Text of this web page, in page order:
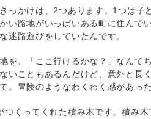
っかけは、2つあります。1つは子
い路地がいっぱいある町に住んで
迷路遊びをしていたんです。
を、「ここ行けるかな？」なんて
いこともあるんだけど、意外と長
。冒険のようなわくわく感があっ
つくってくれた積み木です。積み